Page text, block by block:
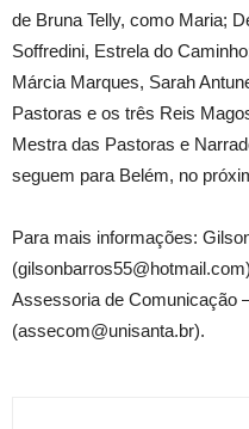
de Bruna Telly, como Maria;
Soffredini, Estrela do
Márcia Marques, Sarah
Pastoras e os três Reis
Mestra das Pastoras e
seguem para Belém, no
Para mais informações:
Assessoria de Comunicação
(assecom@unisanta.br).